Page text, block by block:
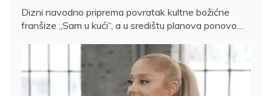
Dizni navodno priprema povratak kultne božićne
franšize „Sam u kući“, a u središtu planova ponovo…